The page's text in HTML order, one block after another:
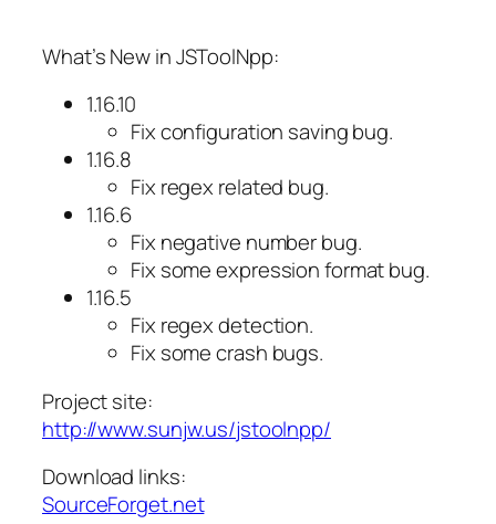
What’s New in JSToolNpp:
1.16.10
Fix configuration saving bug.
1.16.8
Fix regex related bug.
1.16.6
Fix negative number bug.
Fix some expression format bug.
1.16.5
Fix regex detection.
Fix some crash bugs.
Project site:
http://www.sunjw.us/jstoolnpp/
Download links:
SourceForget.net